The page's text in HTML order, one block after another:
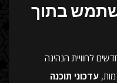
בתוך
לחוויית הנהיגה
עדכוני תוכנה